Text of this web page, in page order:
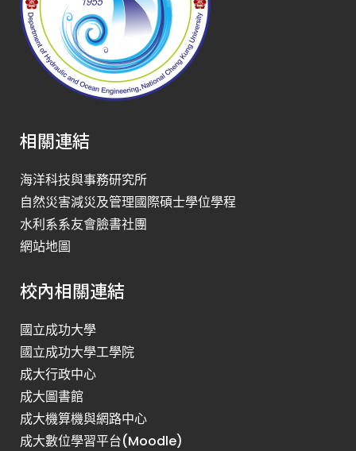
相關連結
海洋科技與事務研究所
自然災害減災及管理國際碩士學位學程
水利系系友會臉書社團
網站地圖
校內相關連結
國立成功大學
國立成功大學工學院
成大行政中心
成大圖書館
成大機算機與網路中心
成大數位學習平台(Moodle)